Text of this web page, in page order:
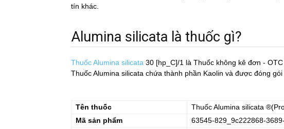
tín khác.
Alumina silicata là thuốc gì?
Thuốc Alumina silicata 30 [hp_C]/1 là Thuốc không kê đơn -
Thuốc Alumina silicata chứa thành phần Kaolin và được đóng
Tên thuốc ThuốcAlumina silicata
Mã sản phẩm
63545-829_9c222868-